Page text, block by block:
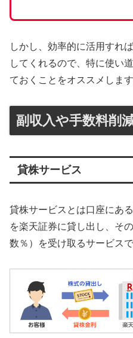
しかし、効率的に活用すれ
してくれるので、特に使い
ておくことをオススメします
副収入や手数料削
貸株サービス
貸株サービスとは口座にあ
を楽天証券に貸し出し、そ
数％）を受け取るサービスで